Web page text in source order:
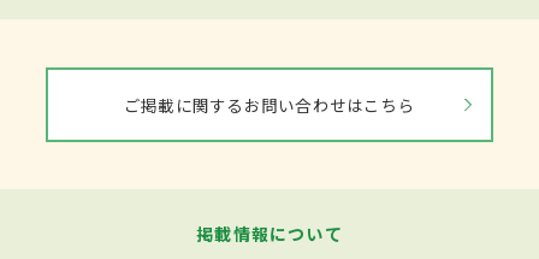
ご掲載に関するお問い合わせはこちら
掲載情報について